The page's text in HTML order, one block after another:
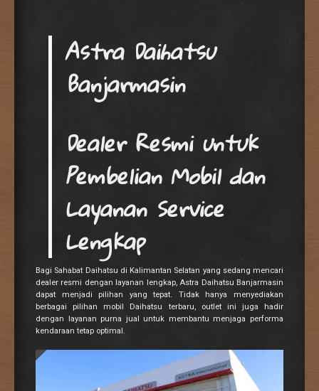
Astra Daihatsu
Banjarmasin
Dealer Resmi untuk
Pembelian Mobil dan
Layanan Service
Lengkap
Bagi Sahabat Daihatsu di Kalimantan Selatan yang sedang mencari
dealer resmi dengan layanan lengkap, Astra Daihatsu Banjarmasin
dapat menjadi pilihan yang tepat. Tidak hanya menyediakan
berbagai pilihan mobil Daihatsu terbaru, outlet ini juga hadir
dengan layanan purna jual untuk membantu menjaga performa
kendaraan tetap optimal.